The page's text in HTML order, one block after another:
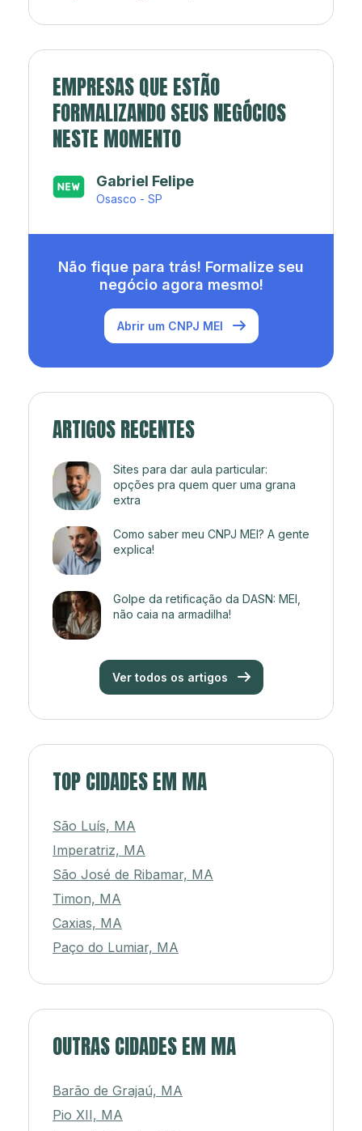
EMPRESAS QUE ESTÃO
FORMALIZANDO SEUS NEGÓCIOS
NESTE MOMENTO
Japa’s açaí e sorveteria
Rio de Janeiro - RJ
Não fique para trás! Formalize seu
negócio agora mesmo!
Abrir um CNPJ MEI
ARTIGOS RECENTES
Sites para dar aula particular:
opções pra quem quer uma grana
extra
Como saber meu CNPJ MEI? A gente
explica!
Golpe da retificação da DASN: MEI,
não caia na armadilha!
Ver todos os artigos
TOP CIDADES EM MA
São Luís, MA
Imperatriz, MA
São José de Ribamar, MA
Timon, MA
Caxias, MA
Paço do Lumiar, MA
OUTRAS CIDADES EM MA
Barão de Grajaú, MA
Pio XII, MA